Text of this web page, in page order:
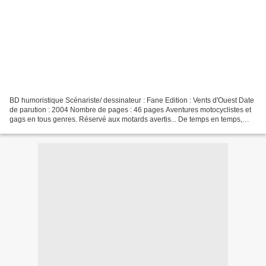
BD humoristique Scénariste/ dessinateur : Fane Edition : Vents d'Ouest Date
de parution : 2004 Nombre de pages : 46 pages Aventures motocyclistes et
gags en tous genres. Réservé aux motards avertis... De temps en temps,